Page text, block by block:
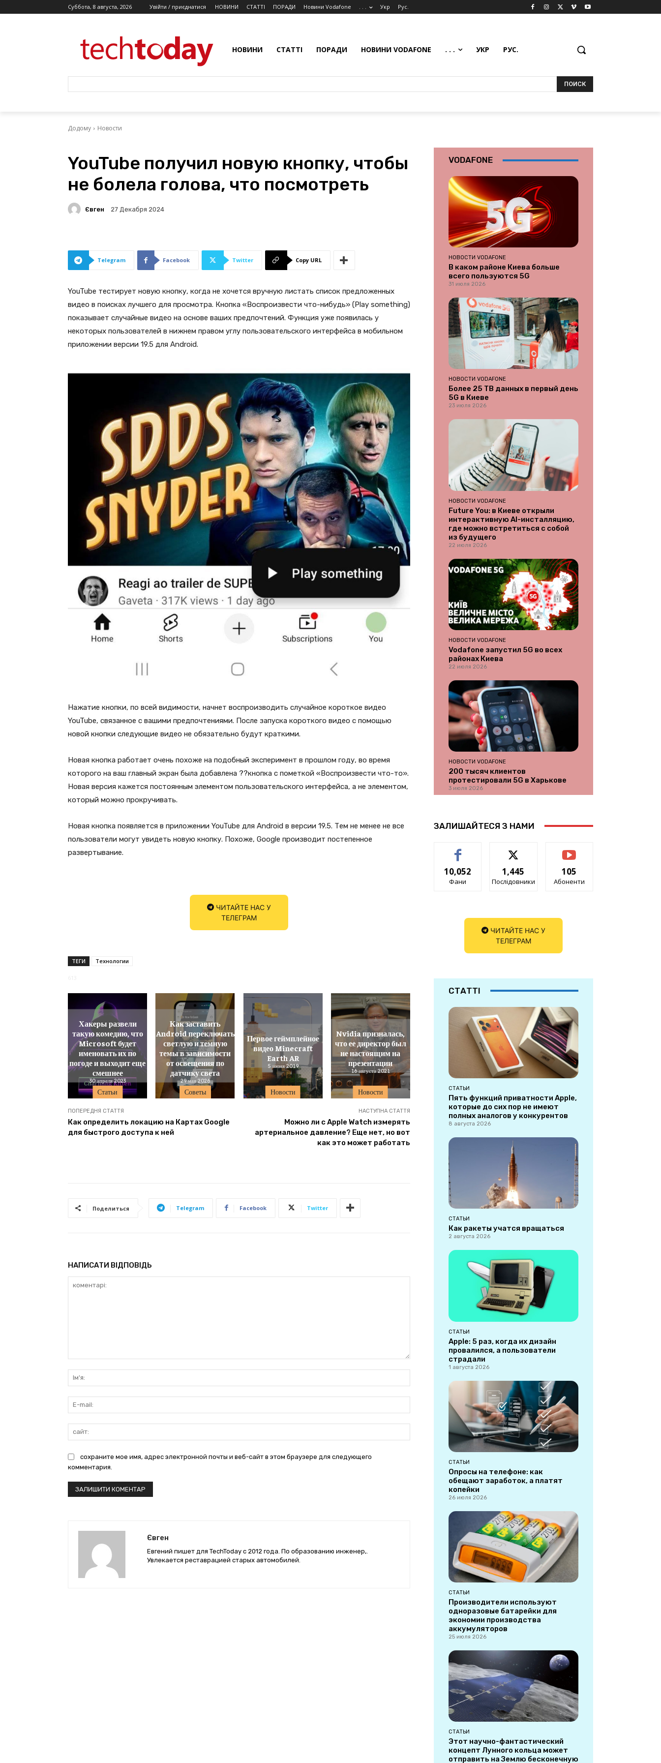
Суббота, 8 августа, 2026 Увійти / приєднатися НОВИНИ СТАТТІ ПОРАДИ Новини Vodafone . . . Укр Рус.
НОВИНИ СТАТТІ ПОРАДИ НОВИНИ VODAFONE . . . УКР РУС.
ПОИСК
Додому Новости
YouTube получил новую кнопку, чтобы
не болела голова, что посмотреть
Євген 27 Декабря 2024
Telegram Facebook Twitter Copy URL
YouTube тестирует новую кнопку, когда не хочется вручную листать список предложенных
видео в поисках лучшего для просмотра. Кнопка «Воспроизвести что-нибудь» (Play something)
показывает случайные видео на основе ваших предпочтений. Функция уже появилась у
некоторых пользователей в нижнем правом углу пользовательского интерфейса в мобильном
приложении версии 19.5 для Android.
Нажатие кнопки, по всей видимости, начнет воспроизводить случайное короткое видео
YouTube, связанное с вашими предпочтениями. После запуска короткого видео с помощью
новой кнопки следующие видео не обязательно будут краткими.
Новая кнопка работает очень похоже на подобный эксперимент в прошлом году, во время
которого на ваш главный экран была добавлена ??кнопка с пометкой «Воспроизвести что-то».
Новая версия кажется постоянным элементом пользовательского интерфейса, а не элементом,
который можно прокручивать.
Новая кнопка появляется в приложении YouTube для Android в версии 19.5. Тем не менее не все
пользователи могут увидеть новую кнопку. Похоже, Google производит постепенное
развертывание.
ЧИТАЙТЕ НАС У
ТЕЛЕГРАМ
ТЕГИ Технологии
Статьи
Хакеры развели
такую комедию, что
Microsoft будет
именовать их по
погоде и выходит еще
смешнее
30 апреля 2023
Советы
Как заставить
Android переключать
светлую и темную
темы в зависимости
от освещения по
датчику света
29 мая 2026
Новости
Первое геймплейное
видео Minecraft
Earth AR
5 июня 2019
Новости
Nvidia призналась,
что ее директор был
не настоящим на
презентации
16 августа 2021
ПОПЕРЕДНЯ СТАТТЯ
Как определить локацию на Картах Google
для быстрого доступа к ней
НАСТУПНА СТАТТЯ
Можно ли с Apple Watch измерять
артериальное давление? Еще нет, но вот
как это может работать
Поделиться Telegram Facebook Twitter
НАПИСАТИ ВІДПОВІДЬ
mail:
сохраните мое имя, адрес электронной почты и веб-сайт в этом браузере для следующего
комментария.
Євген
Евгений пишет для TechToday с 2012 года. По образованию инженер,.
Увлекается реставрацией старых автомобилей.
VODAFONE
НОВОСТИ VODAFONE
В каком районе Киева больше
всего пользуются 5G
31 июля 2026
НОВОСТИ VODAFONE
Более 25 ТВ данных в первый день
5G в Киеве
23 июля 2026
НОВОСТИ VODAFONE
Future You: в Киеве открыли
интерактивную AI-инсталляцию,
где можно встретиться с собой
из будущего
22 июля 2026
НОВОСТИ VODAFONE
Vodafone запустил 5G во всех
районах Киева
22 июля 2026
НОВОСТИ VODAFONE
200 тысяч клиентов
протестировали 5G в Харькове
3 июля 2026
ЗАЛИШАЙТЕСЯ З НАМИ
10,052
Фани
1,445
Послідовники
105
Абоненти
ЧИТАЙТЕ НАС У
ТЕЛЕГРАМ
СТАТТІ
СТАТЬИ
Пять функций приватности Apple,
которые до сих пор не имеют
полных аналогов у конкурентов
8 августа 2026
СТАТЬИ
Как ракеты учатся вращаться
2 августа 2026
СТАТЬИ
Apple: 5 раз, когда их дизайн
провалился, а пользователи
страдали
1 августа 2026
СТАТЬИ
Опросы на телефоне: как
обещают заработок, а платят
копейки
26 июля 2026
СТАТЬИ
Производители используют
одноразовые батарейки для
экономии производства
аккумуляторов
25 июля 2026
СТАТЬИ
Этот научно-фантастический
концепт Лунного кольца может
отправить на Землю бесконечную